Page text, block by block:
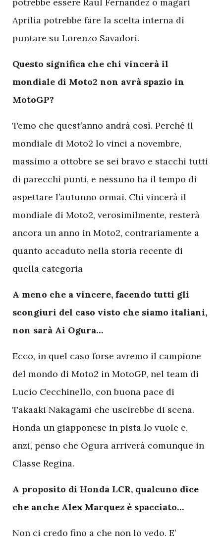
Aprilia potrebbe fare la scelta interna di
puntare su Lorenzo Savadori.
Questo significa che chi vincerà il
mondiale di Moto2 non avrà spazio in
MotoGP?
Temo che quest’anno andrà così. Perché il
mondiale di Moto2 lo vinci a novembre,
massimo a ottobre se sei bravo e stacchi tutti
di parecchi punti, e nessuno ha il tempo di
aspettare l’autunno ormai. Chi vincerà il
mondiale di Moto2, verosimilmente, resterà
ancora un anno in Moto2, contrariamente a
quanto accaduto nella storia recente di
quella categoria
A meno che a vincere, facendo tutti gli
scongiuri del caso visto che siamo italiani,
non sarà Ai Ogura…
Ecco, in quel caso forse avremo il campione
del mondo di Moto2 in MotoGP, nel team di
Lucio Cecchinello, con buona pace di
Takaaki Nakagami che uscirebbe di scena.
Honda un giapponese in pista lo vuole e,
anzi, penso che Ogura arriverà comunque in
Classe Regina.
A proposito di Honda LCR, qualcuno dice
che anche Alex Marquez è spacciato…
Non ci credo fino a che non lo vedo. E’